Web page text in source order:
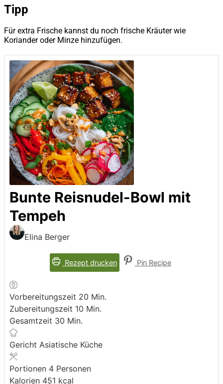
Tipp
Für extra Frische kannst du noch frische Kräuter wie
Koriander oder Minze hinzufügen.
Bunte Reisnudel-Bowl mit
Tempeh
Elina Berger
Rezept drucken Pin Recipe
Vorbereitungszeit 20 Minuten
Min.
Zubereitungszeit 10 Minuten
Min.
Gesamtzeit 30 Minuten
Min.
Gericht Asiatische Küche
Portionen 4 Personen
Kalorien 451 kcal